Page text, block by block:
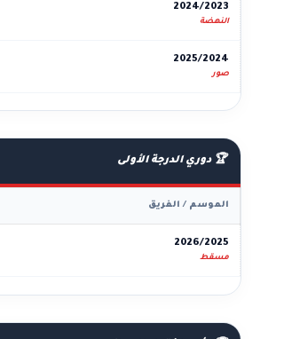
2024/2023
النهضة
2025/2024
صور
🏆 دوري الدرجة الأولى
الموسم / الفريق
2026/2025
مسقط